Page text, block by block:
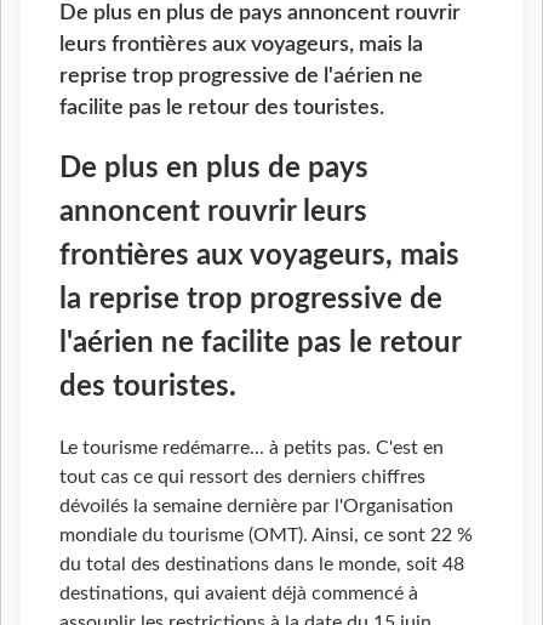
De plus en plus de pays annoncent rouvrir
leurs frontières aux voyageurs, mais la
reprise trop progressive de l'aérien ne
facilite pas le retour des touristes.
De plus en plus de pays
annoncent rouvrir leurs
frontières aux voyageurs, mais
la reprise trop progressive de
l'aérien ne facilite pas le retour
des touristes.
Le tourisme redémarre... à petits pas. C'est en
tout cas ce qui ressort des derniers chiffres
dévoilés la semaine dernière par l'Organisation
mondiale du tourisme (OMT). Ainsi, ce sont 22 %
du total des destinations dans le monde, soit 48
destinations, qui avaient déjà commencé à